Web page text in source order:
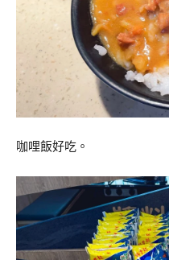
咖哩飯好吃。